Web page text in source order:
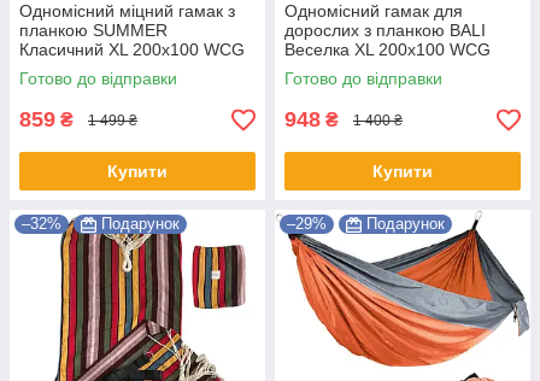
Одномісний міцний гамак з
планкою SUMMER
Класичний XL 200х100 WCG
Shopik
Готово до відправки
859 ₴ 1 499 ₴
Купити
Одномісний гамак для
дорослих з планкою BALI
Веселка XL 200х100 WCG
Shopik
Готово до відправки
948 ₴ 1 400 ₴
Купити
–32% Подарунок –29% Подарунок